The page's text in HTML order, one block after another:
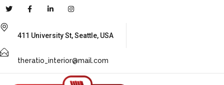
411 University St, Seattle, USA
theratio_interior@mail.com